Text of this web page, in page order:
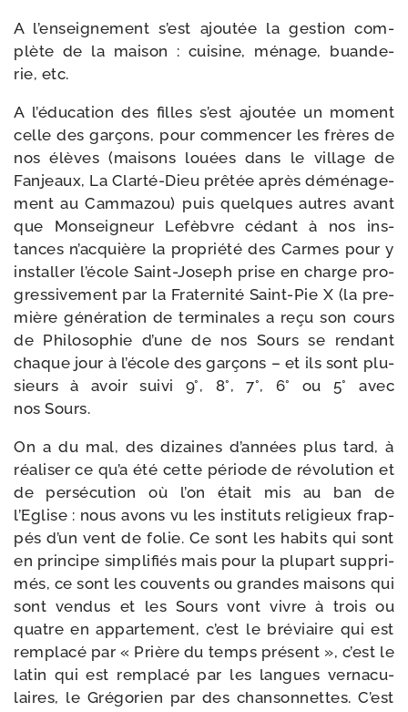
A l’en­sei­gne­ment s’est ajou­tée la ges­tion com­
plète de la mai­son : cui­sine, ménage, buan­de­
rie, etc.
A l’é­du­ca­tion des filles s’est ajou­tée un moment
celle des gar­çons, pour com­men­cer les frères de
nos élèves (mai­sons louées dans le vil­lage de
Fanjeaux, La Clarté-​Dieu prê­tée après démé­na­ge­
ment au Cammazou) puis quelques autres avant
que Monseigneur Lefèbvre cédant à nos ins­
tances n’ac­quière la pro­prié­té des Carmes pour y
ins­tal­ler l’é­cole Saint-​Joseph prise en charge pro­
gres­si­ve­ment par la Fraternité Saint-​Pie X (la pre­
mière géné­ra­tion de ter­mi­nales a reçu son cours
de Philosophie d’une de nos Sours se ren­dant
chaque jour à l’é­cole des gar­çons – et ils sont plu­
sieurs à avoir sui­vi 9°, 8°, 7°, 6° ou 5° avec
nos Sours.
On a du mal, des dizaines d’an­nées plus tard, à
réa­li­ser ce qu’a été cette période de révo­lu­tion et
de per­sé­cu­tion où l’on était mis au ban de
l’Eglise : nous avons vu les ins­ti­tuts reli­gieux frap­
pés d’un vent de folie. Ce sont les habits qui sont
en prin­cipe sim­pli­fiés mais pour la plu­part sup­pri­
més, ce sont les cou­vents ou grandes mai­sons qui
sont ven­dus et les Sours vont vivre à trois ou
quatre en appar­te­ment, c’est le bré­viaire qui est
rem­pla­cé par « Prière du temps pré­sent », c’est le
latin qui est rem­pla­cé par les langues ver­na­cu­
laires, le Grégorien par des chan­son­nettes. C’est